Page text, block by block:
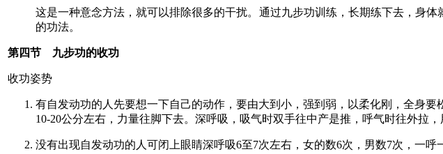
这是一种意念方法，就可以排除很多的干扰。通过九步功训练，长期练下去，身
的功法。
第四节 九步功的收功
收功姿势
有自发动功的人先要想一下自己的动作，要由大到小，强到弱，以柔化刚，全身
10-20公分左右，力量往脚下去。深呼吸，吸气时双手往中产是推，呼气时往外拉
没有出现自发动功的人可闭上眼睛深呼吸6至7次左右，女的数6次，男数7次，一呼